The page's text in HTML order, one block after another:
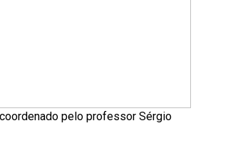
pelo professor Sérgio